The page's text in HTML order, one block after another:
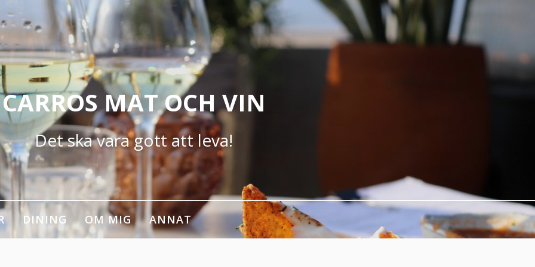
CARROS MAT OCH VIN
Det ska vara gott att leva!
DINING OM MIG ANNAT